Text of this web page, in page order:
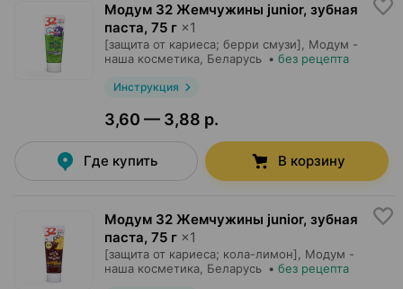
Модум 32 Жемчужины junior, зубная
паста, 75 г ×1
[защита от кариеса; берри смузи],
Модум -
наша косметика , Беларусь • без рецепта
Инструкция
3,60 — 3,88 р.
Где купить В корзину
Модум 32 Жемчужины junior, зубная
паста, 75 г ×1
[защита от кариеса; кола-лимон],
Модум -
наша косметика , Беларусь • без рецепта